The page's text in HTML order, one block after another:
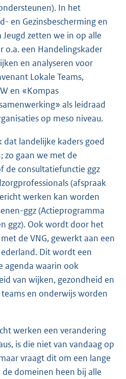
In het
en Gezinsbescherming en
zetten we in op alle
o.a. een Handelingskader
en analyseren voor
Lokale Teams,
en «Kompas
als leidraad
op meso niveau.
dat landelijke kaders goed
zo gaan we met de
de consultatiefunctie ggz
(afspraak
werken kan worden
ggz (Actieprogramma
ggz). Ook wordt door het
de VNG, gewerkt aan een
Dit wordt een
agenda waarin ook
van wijken, gezondheid en
en onderwijs worden
werken een verandering
is die niet van vandaag op
vraagt dit om een lange
domeinen heen bij alle